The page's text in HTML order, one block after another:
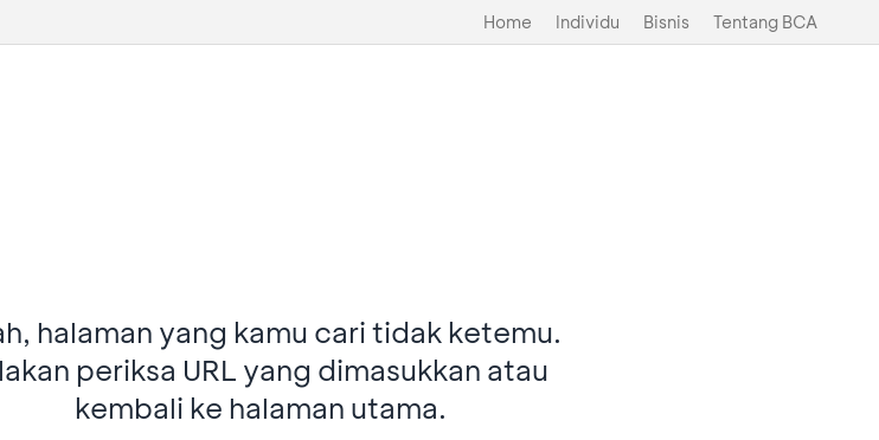
Home Individu Bisnis Tentang BCA
halaman yang kamu cari tidak ketemu.
periksa URL yang dimasukkan atau
kembali ke halaman utama.